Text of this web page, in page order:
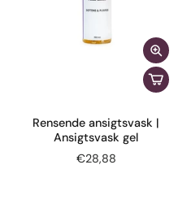
Rensende ansigtsvask |
Ansigtsvask gel
€28,88